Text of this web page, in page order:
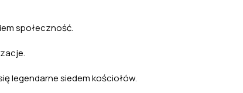
społeczność.
legendarne siedem kościołów.